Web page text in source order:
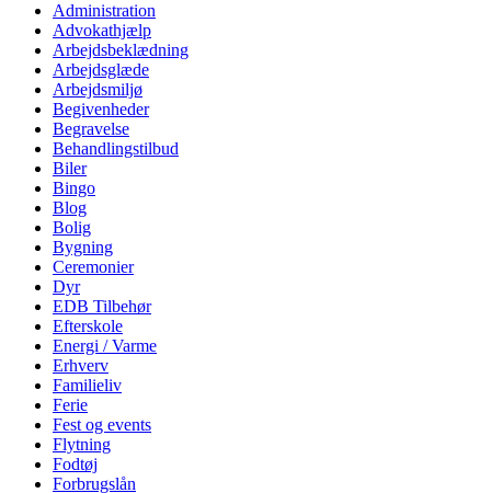
Administration
Advokathjælp
Arbejdsbeklædning
Arbejdsglæde
Arbejdsmiljø
Begivenheder
Begravelse
Behandlingstilbud
Biler
Bingo
Blog
Bolig
Bygning
Ceremonier
Dyr
EDB Tilbehør
Efterskole
Energi / Varme
Erhverv
Familieliv
Ferie
Fest og events
Flytning
Fodtøj
Forbrugslån